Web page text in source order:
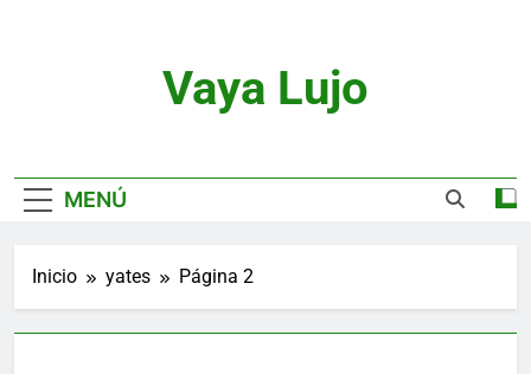
Vaya Lujo
MENÚ
Inicio yates Página 2